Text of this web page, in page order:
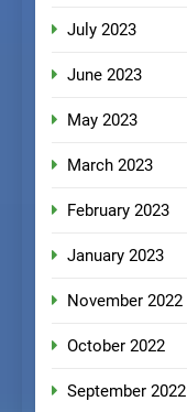
July 2023
June 2023
May 2023
March 2023
February 2023
January 2023
November 2022
October 2022
September 2022